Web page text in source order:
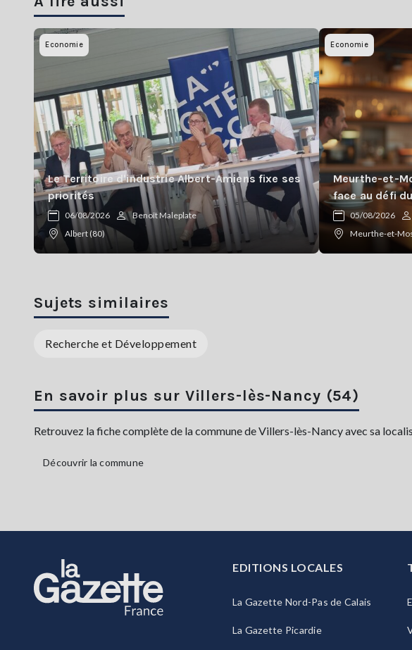
Economie
Le Territoire d'industrie Albert-Amiens fixe ses
priorités
06/08/2026
Benoît Maleplate
Albert (80)
Economie
Meurthe-et-
face au défi
05/08/2026
Meurthe-et-
Sujets similaires
Recherche et Développement
En savoir plus sur Villers-lès-Nancy (54)
Retrouvez la fiche complète de la commune de Villers-lès-Nancy avec sa
Découvrir la commune
EDITIONS LOCALES
La Gazette Nord-Pas de Calais
La Gazette Picardie